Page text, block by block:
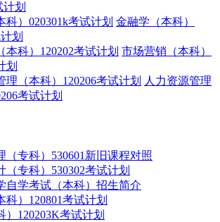
计划
金融学（本科）
划
市场营销（本科）
划
人力资源管理
考试计划
（专科）530601新旧课程对照
（专科）530302考试计划
自学考试（本科）招生简介
科）120801考试计划
）120203K考试计划